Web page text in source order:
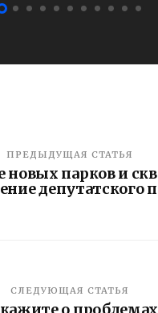
ПРЕДЫДУЩАЯ СТАТЬЯ
новых парков и
депутатского
СЛЕДУЮЩАЯ СТАТЬЯ